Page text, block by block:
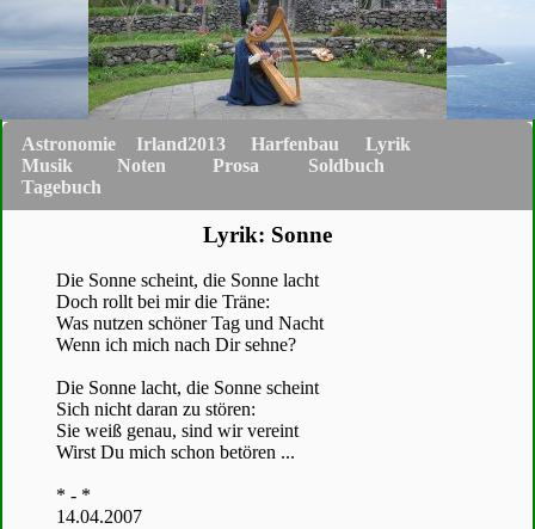
Astronomie Irland2013 Harfenbau
Lyrik
Musik
Noten Prosa
Soldbuch
Tagebuch
Lyrik: Sonne
Die Sonne scheint, die Sonne lacht
Doch rollt bei mir die Träne:
Was nutzen schöner Tag und Nacht
Wenn ich mich nach Dir sehne?
Die Sonne lacht, die Sonne scheint
Sich nicht daran zu stören:
Sie weiß genau, sind wir vereint
Wirst Du mich schon betören ...
* - *
14.04.2007